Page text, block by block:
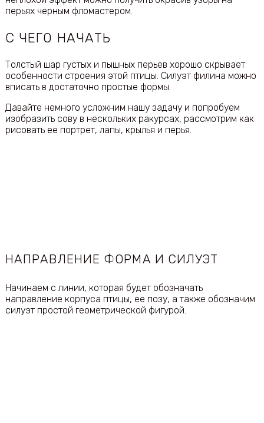
перьях черным фломастером.
С ЧЕГО НАЧАТЬ
Толстый шар густых и пышных перьев хорошо скрывает
особенности строения этой птицы. Силуэт филина можно
вписать в достаточно простые формы.
Давайте немного усложним нашу задачу и попробуем
изобразить сову в нескольких ракурсах, рассмотрим как
рисовать ее портрет, лапы, крылья и перья.
НАПРАВЛЕНИЕ ФОРМА И СИЛУЭТ
Начинаем с линии, которая будет обозначать
направление корпуса птицы, ее позу, а также обозначим
силуэт простой геометрической фигурой.